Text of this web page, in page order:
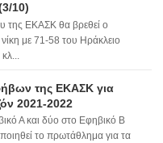
10)
της ΕΚΑΣΚ θα βρεθεί ο
με 71-58 του Ηράκλειο
της ΕΚΑΣΚ για
2021-2022
Α και δύο στο Εφηβικό Β
το πρωτάθλημα για τα